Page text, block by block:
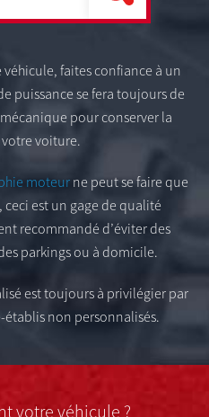
faites confiance à un
puissance se fera toujours de
pour conserver la
voiture.
moteurne peut se faire que
est un gage de qualité
recommandé d’éviter des
parkings ou à domicile.
est toujours à privilégier par
établis non personnalisés.
votre véhicule ?